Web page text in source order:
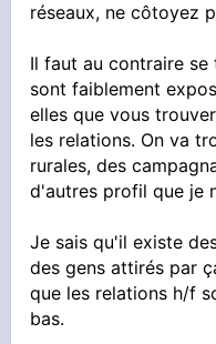
réseaux, ne côtoyez
Il faut au contraire se
sont faiblement
elles que vous
les relations. On va
rurales, des
d'autres profil que je
Je sais qu'il existe
des gens attirés par
que les relations h/f
bas.